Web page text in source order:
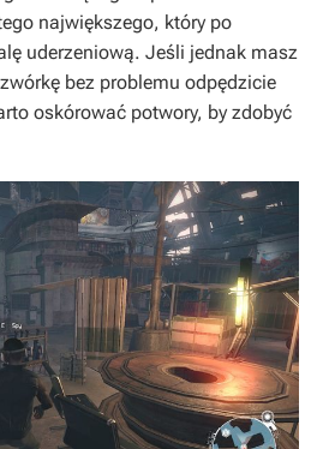
największego, który po
uderzeniową. Jeśli jednak masz
bez problemu odpędzicie
oskórować potwory, by zdobyć